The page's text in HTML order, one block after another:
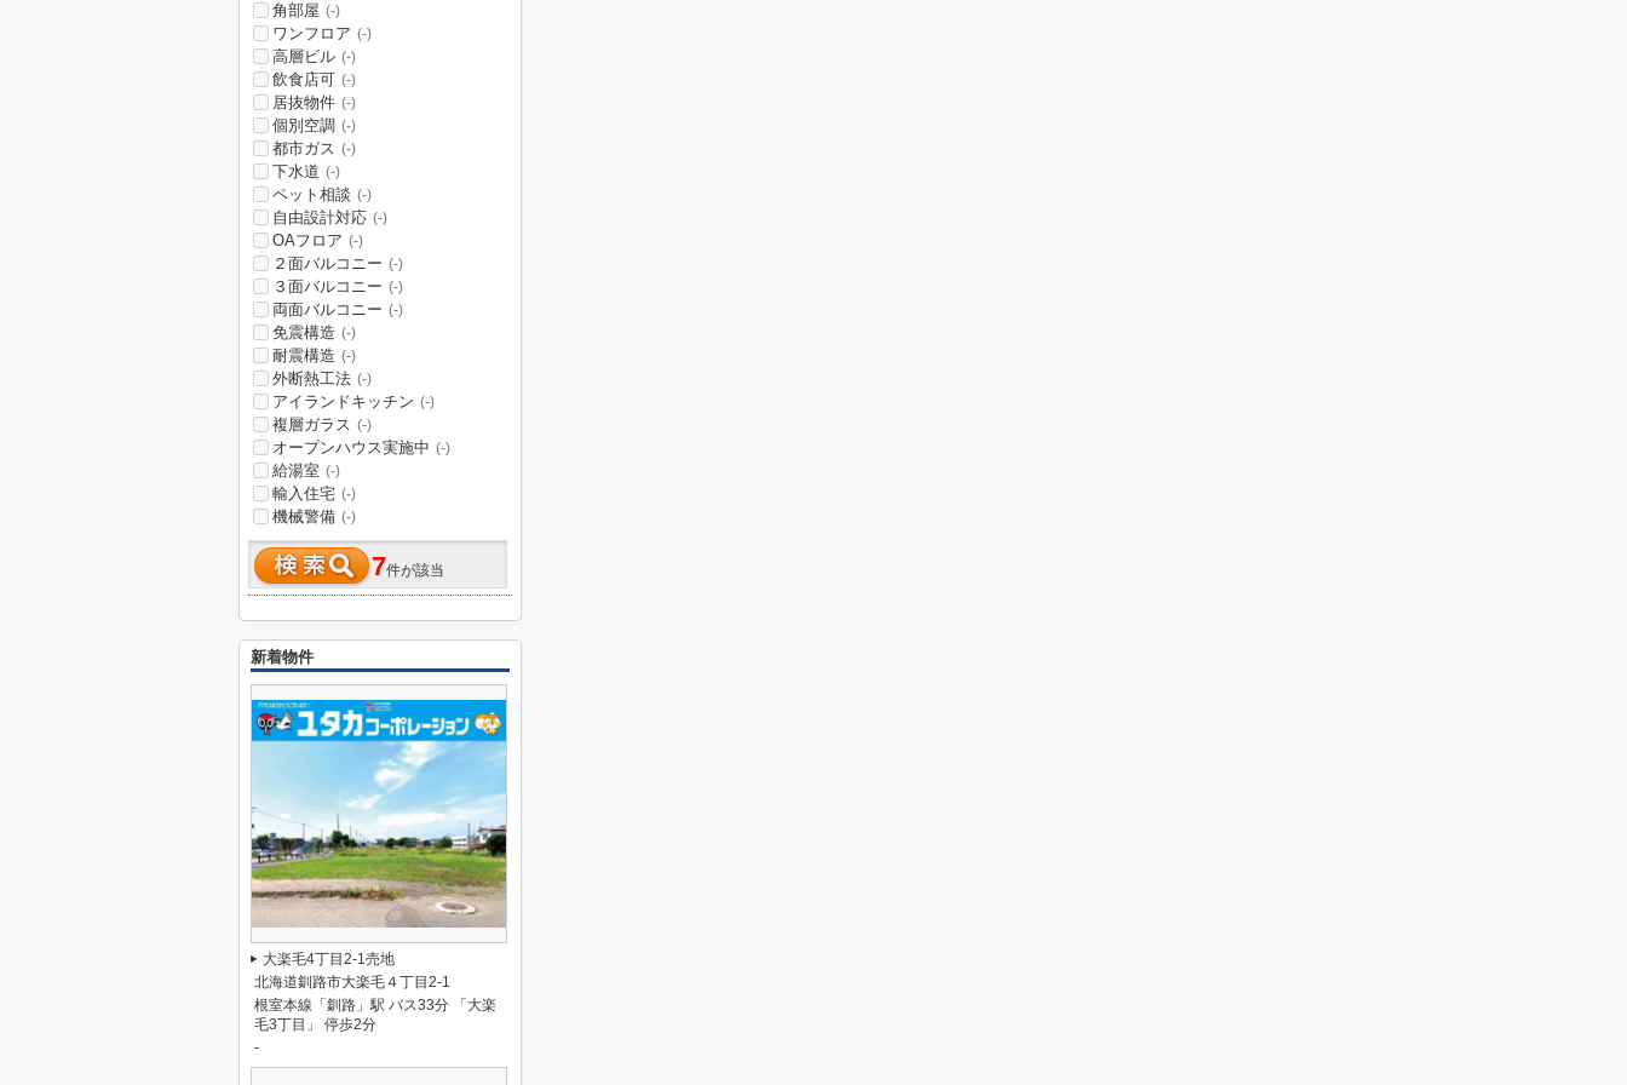
角部屋 (-)
ワンフロア (-)
高層ビル (-)
飲食店可 (-)
居抜物件 (-)
個別空調 (-)
都市ガス (-)
下水道 (-)
ペット相談 (-)
自由設計対応 (-)
OAフロア (-)
２面バルコニー (-)
３面バルコニー (-)
両面バルコニー (-)
免震構造 (-)
耐震構造 (-)
外断熱工法 (-)
アイランドキッチン (-)
複層ガラス (-)
オープンハウス実施中 (-)
給湯室 (-)
輸入住宅 (-)
機械警備 (-)
7件が該当
新着物件
大楽毛4丁目2-1売地
北海道釧路市大楽毛４丁目2-1
根室本線「釧路」駅 バス33分 「大楽
毛3丁目」 停歩2分
-